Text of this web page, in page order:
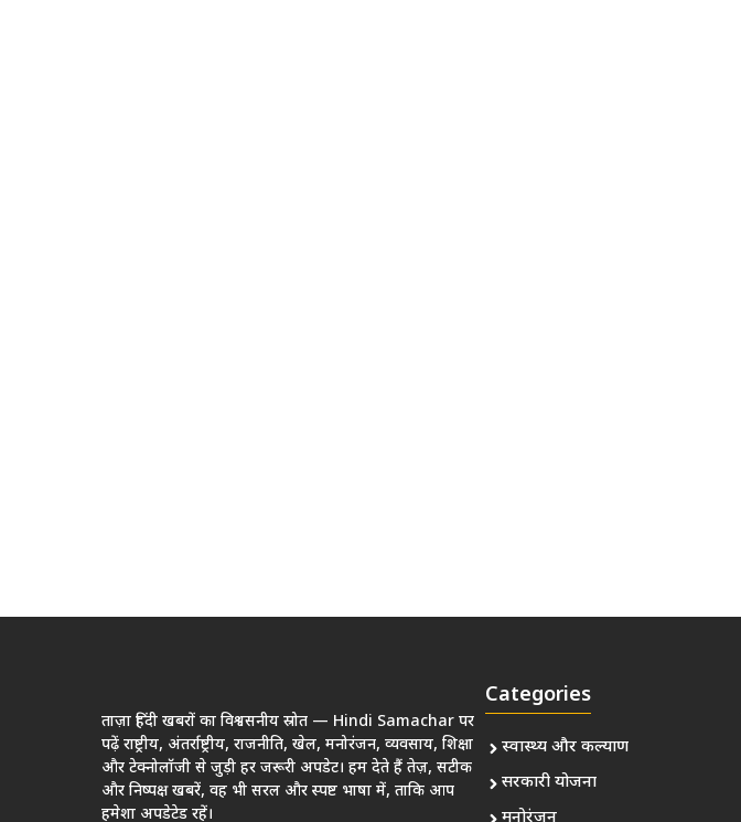
ताज़ा हिंदी खबरों का विश्वसनीय स्रोत — Hindi Samachar पर
पढ़ें राष्ट्रीय, अंतर्राष्ट्रीय, राजनीति, खेल, मनोरंजन, व्यवसाय, शिक्षा
और टेक्नोलॉजी से जुड़ी हर जरूरी अपडेट। हम देते हैं तेज़, सटीक
और निष्पक्ष खबरें, वह भी सरल और स्पष्ट भाषा में, ताकि आप
हमेशा अपडेटेड रहें।
Categories
स्वास्थ्य और कल्याण
सरकारी योजना